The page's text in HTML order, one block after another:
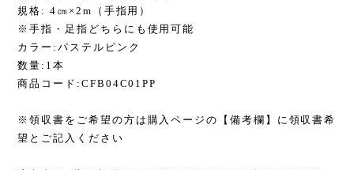
規格: 4㎝×2m（手指用）
※手指・足指どちらにも使用可能
カラー:パステルピンク
数量:1本
商品コード:CFB04C01PP
※領収書をご希望の方は購入ページの【備考欄】に領収書希
望とご記入ください